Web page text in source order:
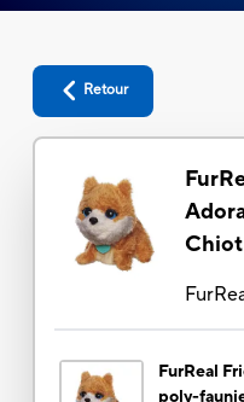
Retour
FurReal
poly-